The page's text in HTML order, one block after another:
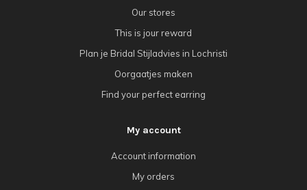
Our stores
This is jour reward
Plan je Bridal Stijladvies in Lochristi
Oorgaatjes maken
Find your perfect earring
My account
Account information
My orders